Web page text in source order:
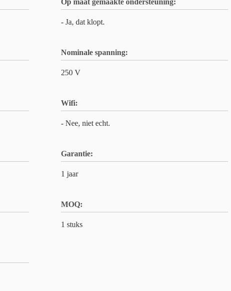
Op maat gemaakte ondersteuning:
- Ja, dat klopt.
Nominale spanning:
250 V
Wifi:
- Nee, niet echt.
Garantie:
1 jaar
MOQ:
1 stuks